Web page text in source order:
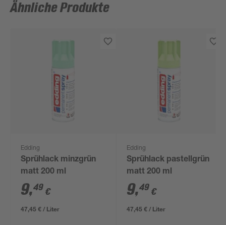
Ähnliche Produkte
Edding
Sprühlack minzgrün
matt 200 ml
9,49 €
47,45 € / Liter
Edding
Sprühlack pastellgrün
matt 200 ml
9,49 €
47,45 € / Liter